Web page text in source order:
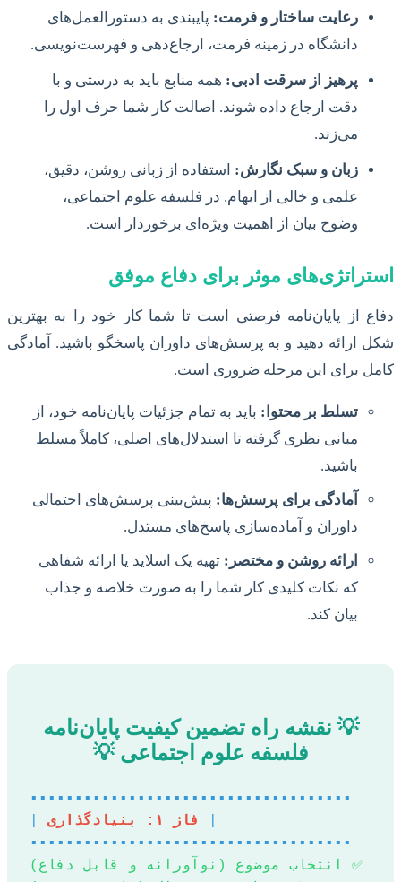
رعایت ساختار و فرمت: پایبندی به دستورالعمل‌های
دانشگاه در زمینه فرمت، ارجاع‌دهی و فهرست‌نویسی.
پرهیز از سرقت ادبی: همه منابع باید به درستی و با
دقت ارجاع داده شوند. اصالت کار شما حرف اول را
می‌زند.
زبان و سبک نگارش: استفاده از زبانی روشن، دقیق،
علمی و خالی از ابهام. در فلسفه علوم اجتماعی،
وضوح بیان از اهمیت ویژه‌ای برخوردار است.
استراتژی‌های موثر برای دفاع موفق
دفاع از پایان‌نامه فرصتی است تا شما کار خود را به بهترین
شکل ارائه دهید و به پرسش‌های داوران پاسخگو باشید. آمادگی
کامل برای این مرحله ضروری است.
تسلط بر محتوا: باید به تمام جزئیات پایان‌نامه خود، از
مبانی نظری گرفته تا استدلال‌های اصلی، کاملاً مسلط
باشید.
آمادگی برای پرسش‌ها: پیش‌بینی پرسش‌های احتمالی
داوران و آماده‌سازی پاسخ‌های مستدل.
ارائه روشن و مختصر: تهیه یک اسلاید یا ارائه شفاهی
که نکات کلیدی کار شما را به صورت خلاصه و جذاب
بیان کند.
💡 نقشه راه تضمین کیفیت پایان‌نامه
فلسفه علوم اجتماعی 💡
▪️▪️▪️▪️▪️▪️▪️▪️▪️▪️▪️▪️▪️▪️▪️▪️▪️▪️▪️▪️▪️▪️▪️▪️▪️▪️▪️▪️▪️▪️▪️▪️▪️▪️▪️▪️
فاز ۱: بنیادگذاری
▪️▪️▪️▪️▪️▪️▪️▪️▪️▪️▪️▪️▪️▪️▪️▪️▪️▪️▪️▪️▪️▪️▪️▪️▪️▪️▪️▪️▪️▪️▪️▪️▪️▪️▪️▪️
✅ انتخاب موضوع (نوآورانه و قابل دفاع)